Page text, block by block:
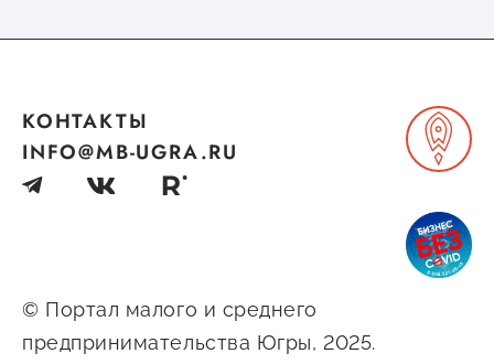
© Портал малого и среднего
предпринимательства Югры, 2025.
КОНТАКТЫ
INFO@MB-UGRA.RU